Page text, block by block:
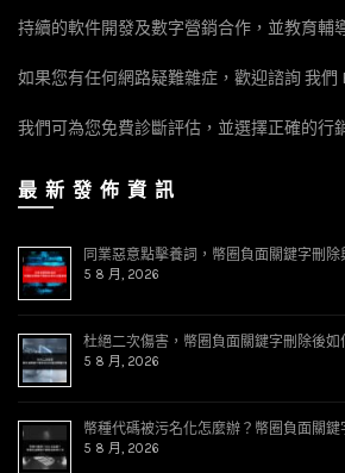
持續的軟件開發及數字營銷合作，並教育輔
如果您有任何網路疑難雜症，歡迎諮詢 我們
我們可為您免費診斷評估，並選擇正確的行
最 新 發 佈 資 訊
同業惡意點擊養詞，幣圈負面關鍵字刪除
5 8 月, 2026
杜絕二次傷害，幣圈負面關鍵字刪除後
5 8 月, 2026
幣種代碼被污名化怎麼辦？幣圈負面關
5 8 月, 2026